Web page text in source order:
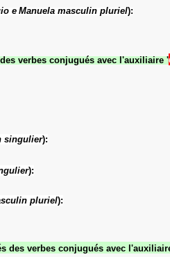
e Manuela masculin pluriel):
des verbes conjugués avec l'auxiliaire '
singulier):
):
pluriel):
des verbes conjugués avec